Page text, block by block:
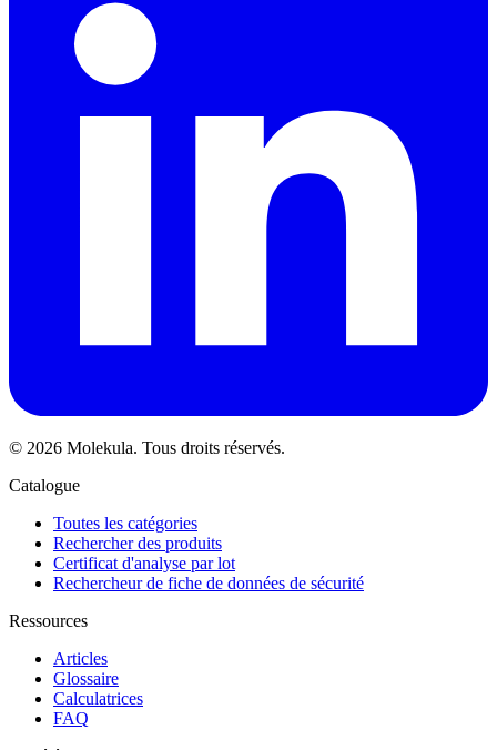
© 2026 Molekula. Tous droits réservés.
Catalogue
Toutes les catégories
Rechercher des produits
Certificat d'analyse par lot
Rechercheur de fiche de données de sécurité
Ressources
Articles
Glossaire
Calculatrices
FAQ